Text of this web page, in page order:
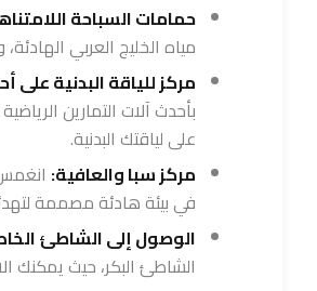
حمامات السباحة
مياه الخليج العربي الهادئة،
مركز للياقة البدنية على
بأحدث آلات التمارين
على لياقتك البدنية.
مركز سبا والعافية:
في بيئة هادئة مصممة
الوصول إلى الشاطئ
الشاطئ البكر، حيث يمكنك